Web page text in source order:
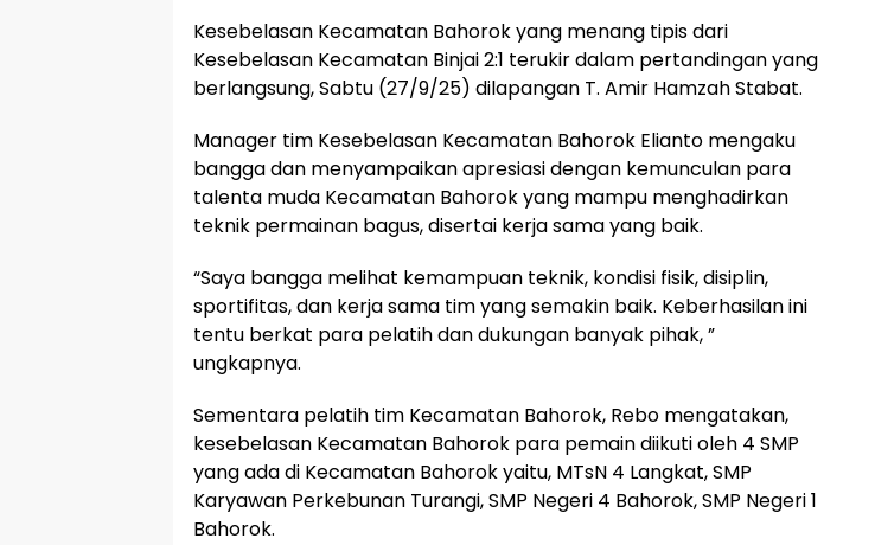
Kesebelasan Kecamatan Bahorok yang menang tipis dari
Kesebelasan Kecamatan Binjai 2:1 terukir dalam pertandingan yang
berlangsung, Sabtu (27/9/25) dilapangan T. Amir Hamzah Stabat.
Manager tim Kesebelasan Kecamatan Bahorok Elianto mengaku
bangga dan menyampaikan apresiasi dengan kemunculan para
talenta muda Kecamatan Bahorok yang mampu menghadirkan
teknik permainan bagus, disertai kerja sama yang baik.
“Saya bangga melihat kemampuan teknik, kondisi fisik, disiplin,
sportifitas, dan kerja sama tim yang semakin baik. Keberhasilan ini
tentu berkat para pelatih dan dukungan banyak pihak, ”
ungkapnya.
Sementara pelatih tim Kecamatan Bahorok, Rebo mengatakan,
kesebelasan Kecamatan Bahorok para pemain diikuti oleh 4 SMP
yang ada di Kecamatan Bahorok yaitu, MTsN 4 Langkat, SMP
Karyawan Perkebunan Turangi, SMP Negeri 4 Bahorok, SMP Negeri 1
Bahorok.